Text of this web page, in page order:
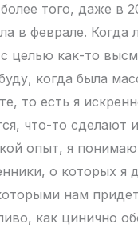
того, даже в
в феврале.
целью как-то
когда была
то есть я
что-то сделают
опыт, я
о которых я
нам
как цинично